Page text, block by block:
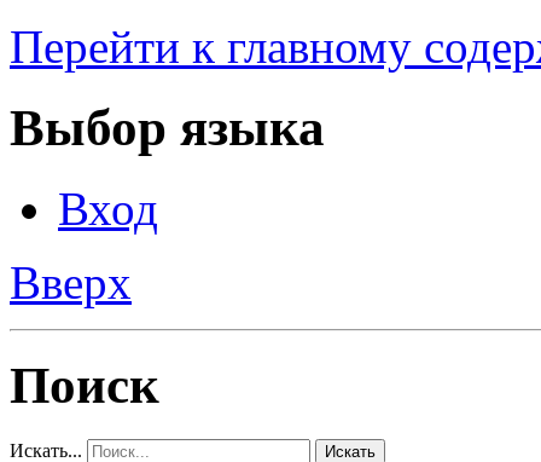
Перейти к главному
Выбор языка
Вход
Вверх
Поиск
Искать... Искать